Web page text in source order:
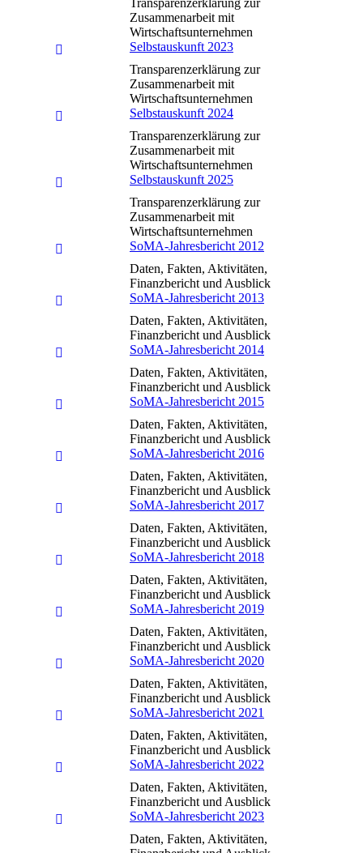
Transparenzerklärung zur
Zusammenarbeit mit
Wirtschaftsunternehmen
Selbstauskunft 2023
Transparenzerklärung zur
Zusammenarbeit mit
Wirtschaftsunternehmen
Selbstauskunft 2024
Transparenzerklärung zur
Zusammenarbeit mit
Wirtschaftsunternehmen
Selbstauskunft 2025
Transparenzerklärung zur
Zusammenarbeit mit
Wirtschaftsunternehmen
SoMA-Jahresbericht 2012
Daten, Fakten, Aktivitäten,
Finanzbericht und Ausblick
SoMA-Jahresbericht 2013
Daten, Fakten, Aktivitäten,
Finanzbericht und Ausblick
SoMA-Jahresbericht 2014
Daten, Fakten, Aktivitäten,
Finanzbericht und Ausblick
SoMA-Jahresbericht 2015
Daten, Fakten, Aktivitäten,
Finanzbericht und Ausblick
SoMA-Jahresbericht 2016
Daten, Fakten, Aktivitäten,
Finanzbericht und Ausblick
SoMA-Jahresbericht 2017
Daten, Fakten, Aktivitäten,
Finanzbericht und Ausblick
SoMA-Jahresbericht 2018
Daten, Fakten, Aktivitäten,
Finanzbericht und Ausblick
SoMA-Jahresbericht 2019
Daten, Fakten, Aktivitäten,
Finanzbericht und Ausblick
SoMA-Jahresbericht 2020
Daten, Fakten, Aktivitäten,
Finanzbericht und Ausblick
SoMA-Jahresbericht 2021
Daten, Fakten, Aktivitäten,
Finanzbericht und Ausblick
SoMA-Jahresbericht 2022
Daten, Fakten, Aktivitäten,
Finanzbericht und Ausblick
SoMA-Jahresbericht 2023
Daten, Fakten, Aktivitäten,